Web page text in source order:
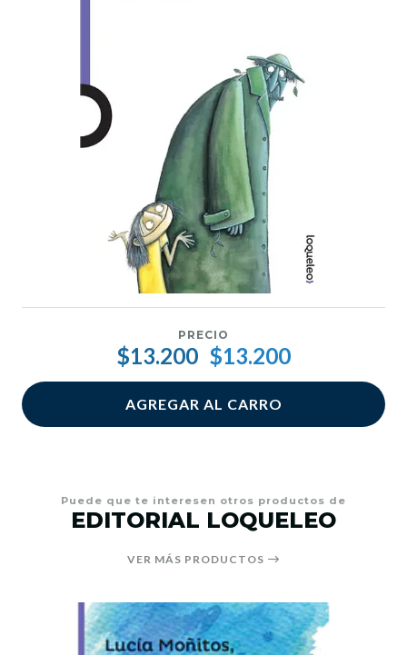
PRECIO
$13.200 $13.200
AGREGAR AL CARRO
Puede que te interesen otros productos de
EDITORIAL LOQUELEO
VER MÁS PRODUCTOS